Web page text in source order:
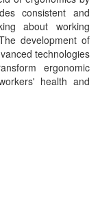
consistent and
about working
development of
technologies
ergonomic
health and